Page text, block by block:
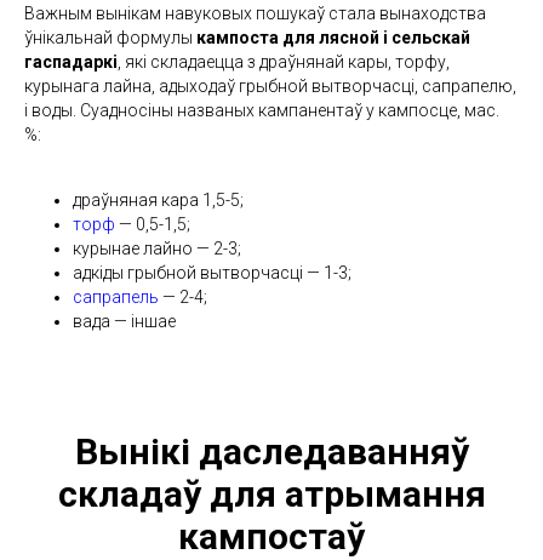
Важным вынікам навуковых пошукаў стала вынаходства
ўнікальнай формулы кампоста для лясной і сельскай
гаспадаркі , які складаецца з драўнянай кары, торфу,
курынага лайна, адыходаў грыбной вытворчасці, сапрапелю,
і воды. Суадносіны названых кампанентаў у кампосце, мас.
%:
драўняная кара 1,5-5;
торф — 0,5-1,5;
курынае лайно — 2-3;
адкіды грыбной вытворчасці — 1-3;
сапрапель — 2-4;
вада — іншае
Вынікі даследаванняў
складаў для атрымання
кампостаў